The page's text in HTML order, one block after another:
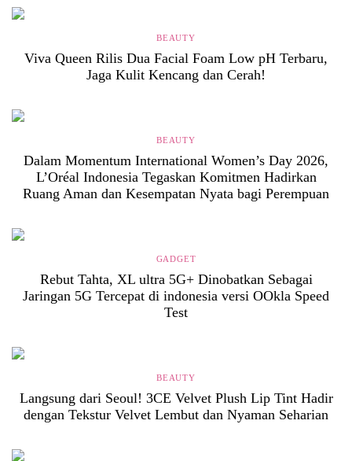
BEAUTY
Viva Queen Rilis Dua Facial Foam Low pH Terbaru,
Jaga Kulit Kencang dan Cerah!
BEAUTY
Dalam Momentum International Women’s Day 2026,
L’Oréal Indonesia Tegaskan Komitmen Hadirkan
Ruang Aman dan Kesempatan Nyata bagi Perempuan
GADGET
Rebut Tahta, XL ultra 5G+ Dinobatkan Sebagai
Jaringan 5G Tercepat di indonesia versi OOkla Speed
Test
BEAUTY
Langsung dari Seoul! 3CE Velvet Plush Lip Tint Hadir
dengan Tekstur Velvet Lembut dan Nyaman Seharian